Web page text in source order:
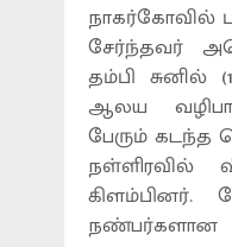
நாகர்கோவில்
சேர்ந்தவர்
தம்பி சுனில்
ஆலய
பேரும் கடந்த
நள்ளிரவில்
கிளம்பினர்.
நண்பர்களான